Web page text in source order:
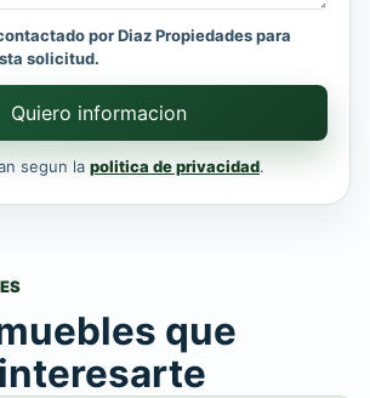
por Diaz Propiedades para
solicitud.
Quiero informacion
segun la politica de privacidad.
que